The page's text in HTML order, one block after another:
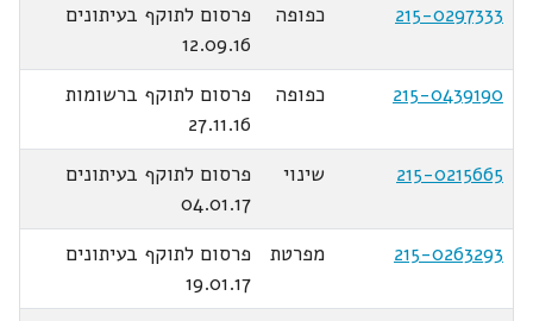
215-0297333
כפופה
פרסום לתוקף בעיתונים
12.09.16
215-0439190
כפופה
פרסום לתוקף ברשומות
27.11.16
215-0215665
שינוי
פרסום לתוקף בעיתונים
04.01.17
215-0263293
מפרטת
פרסום לתוקף בעיתונים
19.01.17